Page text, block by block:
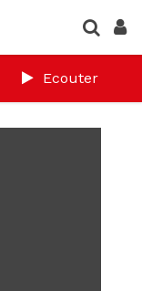
Ecouter